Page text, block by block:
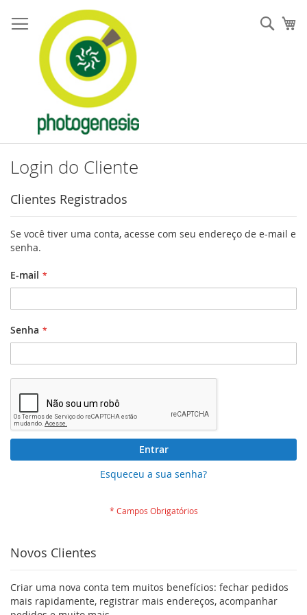
para
o
conteúdo
Login do Cliente
Clientes Registrados
Se você tiver uma conta, acesse com seu endereço de e-mail e
senha.
E-mail
Senha
Entrar
Esqueceu a sua senha?
Novos Clientes
Criar uma nova conta tem muitos benefícios: fechar pedidos
mais rapidamente, registrar mais endereços, acompanhar